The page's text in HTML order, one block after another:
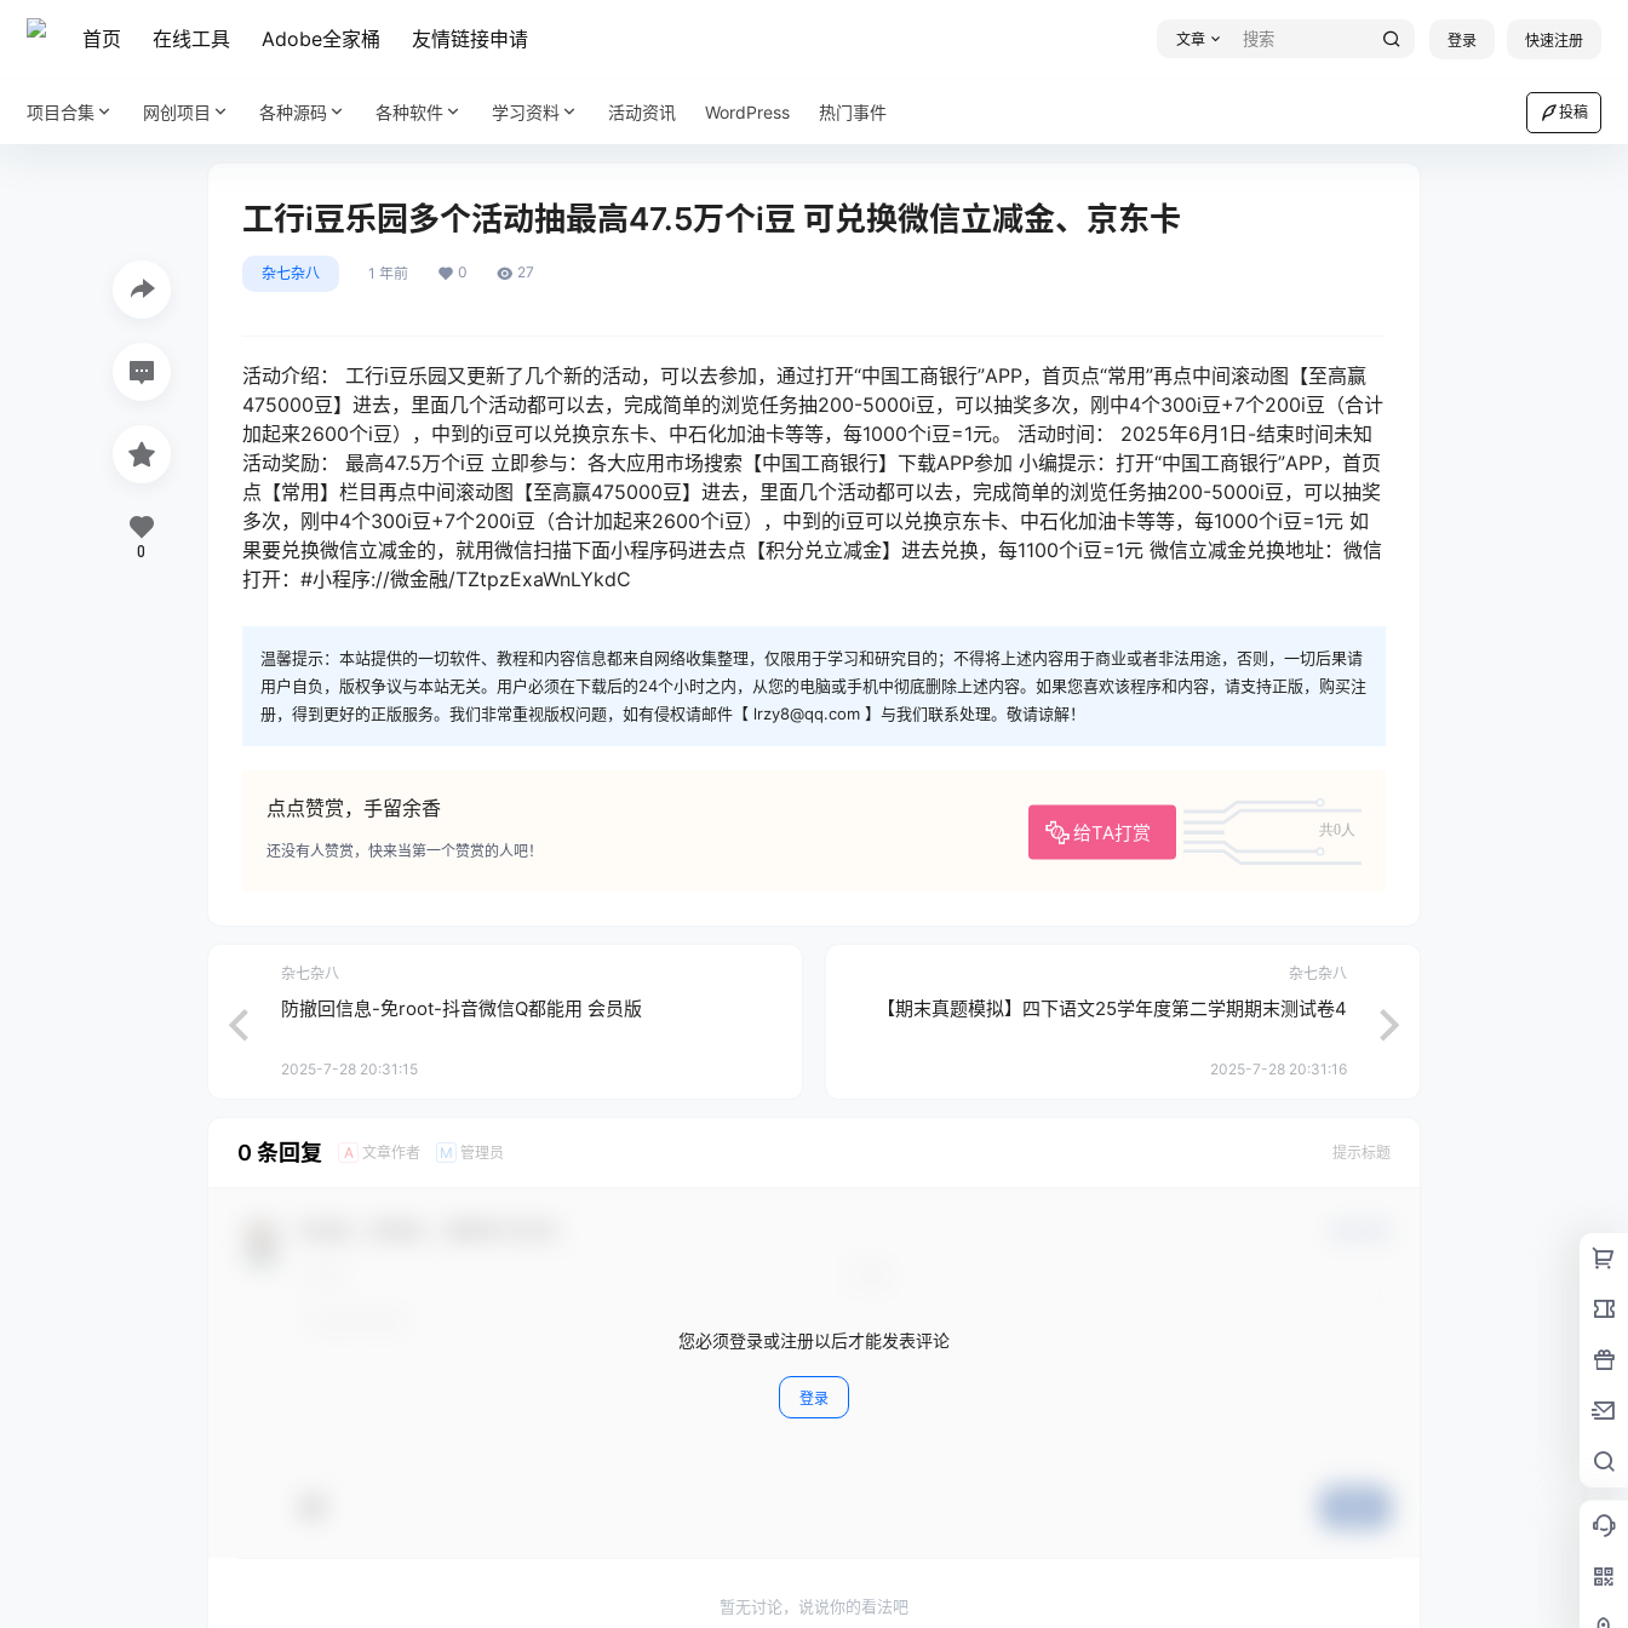
首页 在线工具 Adobe全家桶 友情链接申请 文章 登录 快速注册
项目合集 网创项目 各种源码 各种软件 学习资料 活动资讯 WordPress 热门事件 投稿
工行i豆乐园多个活动抽最高47.5万个i豆 可兑换微信立减金、京东卡
杂七杂八 1 年前 0 27
活动介绍： 工行i豆乐园又更新了几个新的活动，可以去参加，通过打开“中国工商银行”APP，首页点“常用”再点中间滚动图【至高赢
475000豆】进去，里面几个活动都可以去，完成简单的浏览任务抽200-5000i豆，可以抽奖多次，刚中4个300i豆+7个200i豆（合计
加起来2600个i豆），中到的i豆可以兑换京东卡、中石化加油卡等等，每1000个i豆=1元。 活动时间： 2025年6月1日-结束时间未知
活动奖励： 最高47.5万个i豆 立即参与：各大应用市场搜索【中国工商银行】下载APP参加 小编提示：打开“中国工商银行”APP，首页
点【常用】栏目再点中间滚动图【至高赢475000豆】进去，里面几个活动都可以去，完成简单的浏览任务抽200-5000i豆，可以抽奖
多次，刚中4个300i豆+7个200i豆（合计加起来2600个i豆），中到的i豆可以兑换京东卡、中石化加油卡等等，每1000个i豆=1元 如
果要兑换微信立减金的，就用微信扫描下面小程序码进去点【积分兑立减金】进去兑换，每1100个i豆=1元 微信立减金兑换地址：微信
打开：#小程序://微金融/TZtpzExaWnLYkdC
温馨提示：本站提供的一切软件、教程和内容信息都来自网络收集整理，仅限用于学习和研究目的；不得将上述内容用于商业或者非法用途，否则，一切后果请
用户自负，版权争议与本站无关。用户必须在下载后的24个小时之内，从您的电脑或手机中彻底删除上述内容。如果您喜欢该程序和内容，请支持正版，购买注
册，得到更好的正版服务。我们非常重视版权问题，如有侵权请邮件【 lrzy8@qq.com 】与我们联系处理。敬请谅解！
点点赞赏，手留余香
给TA打赏 共0人
还没有人赞赏，快来当第一个赞赏的人吧！
0
杂七杂八
防撤回信息-免root-抖音微信Q都能用 会员版
2025-7-28 20:31:15
杂七杂八
【期末真题模拟】四下语文25学年度第二学期期末测试卷4
2025-7-28 20:31:16
0 条回复 A 文章作者 M 管理员 提示标题
您必须登录或注册以后才能发表评论
登录
暂无讨论，说说你的看法吧